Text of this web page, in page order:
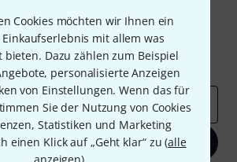
Cookies möchten wir Ihnen ein
mit allem was
bieten. Dazu zählen zum Beispiel
personalisierte Anzeigen
von Einstellungen. Wenn das für
Sie der Nutzung von Cookies
Statistiken und Marketing
einen Klick auf „Geht klar“ zu (alle
Newsletter und gewinne mit
von50 Gutscheinenüber jeweils
Beiträge
Deals Thomann Insights
Jetzt anmelden